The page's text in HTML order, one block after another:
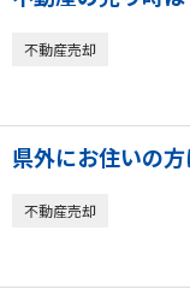
不動産売却
県外にお住いの
不動産売却